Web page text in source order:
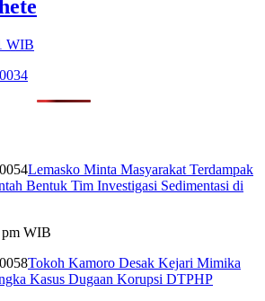
WIB
Lemasko Minta Masyarakat Terdampak
Bentuk Tim Investigasi Sedimentasi di
pm WIB
Tokoh Kamoro Desak Kejari Mimika
Kasus Dugaan Korupsi DTPHP